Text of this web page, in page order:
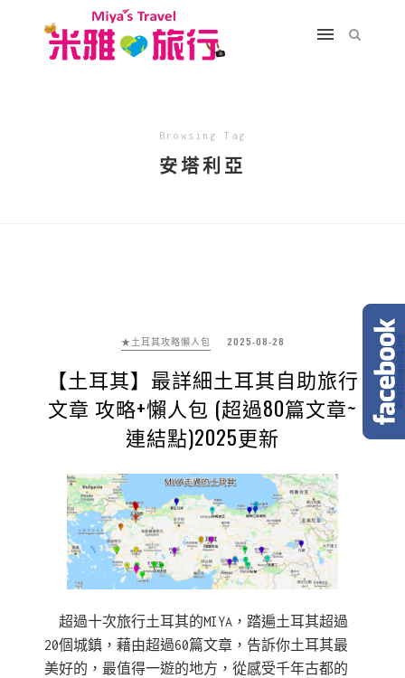
Browsing Tag
安塔利亞
★土耳其攻略懶人包 2025-08-28
【土耳其】最詳細土耳其自助旅行
文章 攻略+懶人包 (超過80篇文章~
連結點)2025更新
超過十次旅行土耳其的MIYA，踏遍土耳其超過
20個城鎮，藉由超過60篇文章，告訴你土耳其最
美好的，最值得一遊的地方，從感受千年古都的